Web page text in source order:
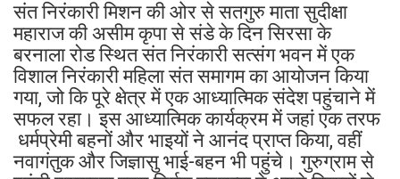
संत निरंकारी मिशन की ओर से सतगुरु माता सुदीक्षा
महाराज की असीम कृपा से संडे के दिन सिरसा के
बरनाला रोड स्थित संत निरंकारी सत्संग भवन में एक
विशाल निरंकारी महिला संत समागम का आयोजन किया
गया, जो कि पूरे क्षेत्र में एक आध्यात्मिक संदेश पहुंचाने में
सफल रहा। इस आध्यात्मिक कार्यक्रम में जहां एक तरफ
धर्मप्रेमी बहनों और भाइयों ने आनंद प्राप्त किया, वहीं
नवागंतुक और जिज्ञासु भाई-बहन भी पहुंचे। गुरुग्राम से